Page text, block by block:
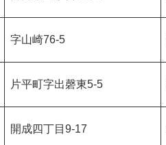
字山崎76-5
片平町字出磬東5-5
開成四丁目9-17